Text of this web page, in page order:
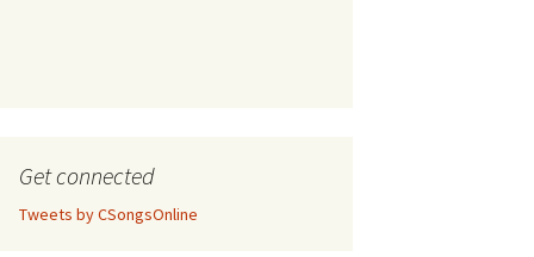
Get connected
Tweets by CSongsOnline